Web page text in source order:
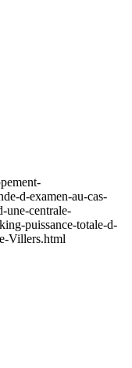
d-examen-au-cas-
une-centrale-
puissance-totale-d-
Villers.html